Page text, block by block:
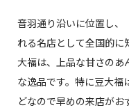
音羽通り沿いに位置し、
れる名店として全国的
大福は、上品な甘さのあ
な逸品です。特に豆大福
どなので早めの来店がお